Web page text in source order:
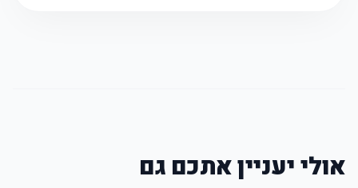
אולי יעניין אתכם גם